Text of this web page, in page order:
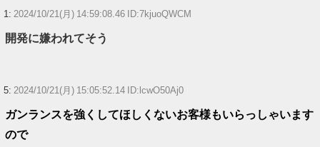
ｗ
1: 2024/10/21(月) 14:59:08.46 ID:7kjuoQWCM
開発に嫌われてそう
5: 2024/10/21(月) 15:05:52.14 ID:lcwO50Aj0
ガンランスを強くしてほしくないお客様もいらっしゃいます
ので